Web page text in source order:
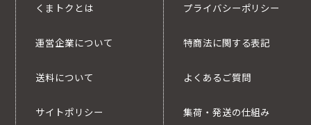
くまトクとは
運営企業について
送料について
サイトポリシー
プライバシーポリシー
特商法に関する表記
よくあるご質問
集荷・発送の仕組み